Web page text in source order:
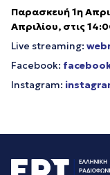
Παρασκευή 1η
Απριλίου, στις
Live streaming:
Facebook:
Instagram: